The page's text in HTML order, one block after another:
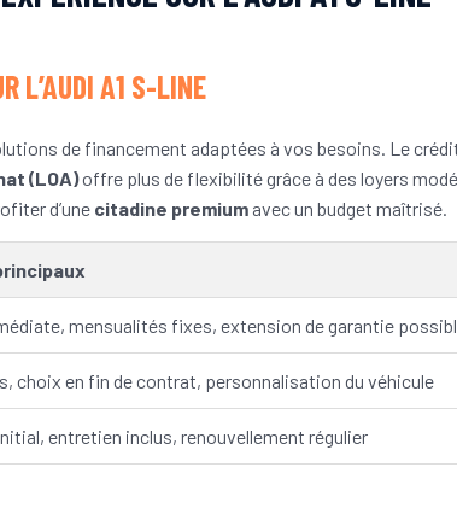
L’AUDI A1 S-LINE
de financement adaptées à vos besoins. Le
(LOA)offre plus de flexibilité grâce à des loyers
d’une citadine premium avec un budget maîtrisé.
mensualités fixes, extension de garantie
choix en fin de contrat, personnalisation du véhicule
entretien inclus, renouvellement régulier